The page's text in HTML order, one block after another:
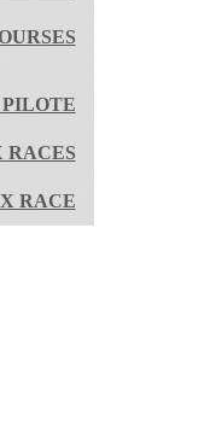
RACES
RACE